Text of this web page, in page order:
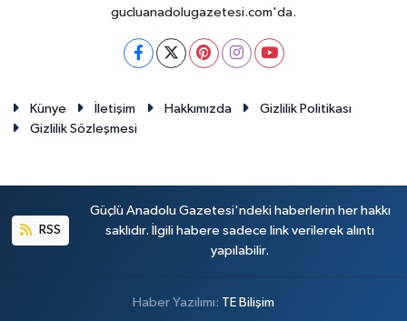
gucluanadolugazetesi.com'da.
Künye İletişim Hakkımızda
Gizlilik Politikası
Gizlilik Sözleşmesi
RSS
Güçlü Anadolu Gazetesi'ndeki haberlerin her hakkı
saklıdır. İlgili habere sadece link verilerek alıntı
yapılabilir.
Haber Yazılımı: TE Bilişim